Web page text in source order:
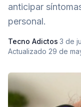
anticipar
personal.
Tecno Adictos·3 de
Actualizado 29 de